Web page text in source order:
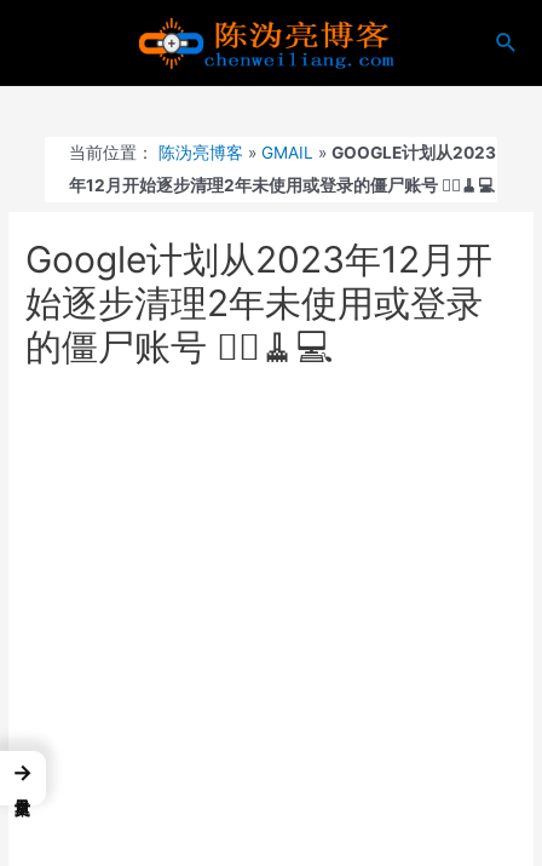
搜
当前位置： 陈沩亮博客 »GMAIL »GOOGLE计划从2023
年12月开始逐步清理2年未使用或登录的僵尸账号 🧟‍♂️🧹💻
Google计划从2023年12月开
始逐步清理2年未使用或登录
的僵尸账号 🧟‍♂️🧹💻
→